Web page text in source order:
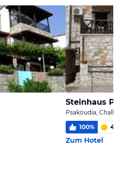
Steinhaus
Psakoudia,
100% 4,9
Zum Hotel